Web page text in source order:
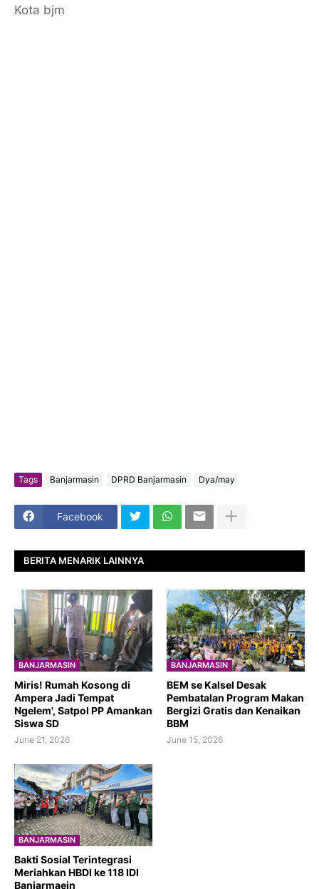
Kota bjm
Tags Banjarmasin DPRD Banjarmasin Dya/may
Facebook
BERITA MENARIK LAINNYA
BANJARMASIN
​Miris! Rumah Kosong di
Ampera Jadi Tempat
Ngelem', Satpol PP Amankan
Siswa SD
June 21, 2026
BANJARMASIN
BEM se Kalsel Desak
Pembatalan Program Makan
Bergizi Gratis dan Kenaikan
BBM
June 15, 2026
BANJARMASIN
Bakti Sosial Terintegrasi
Meriahkan HBDI ke 118 IDI
Banjarmaein